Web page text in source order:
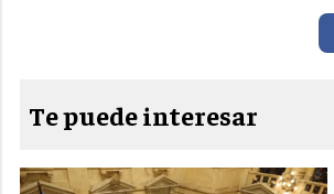
Te puede interesar